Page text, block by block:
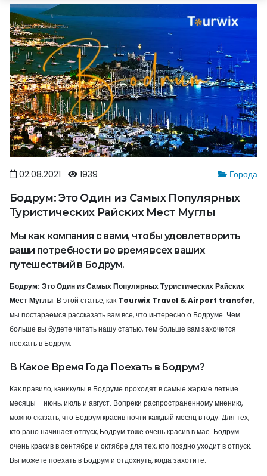
Города
02.08.2021 1939
Бодрум: Это Один из Самых Популярных
Туристических Райских Мест Муглы
Мы как компания с вами, чтобы удовлетворить
ваши потребности во время всех ваших
путешествий в Бодрум.
Бодрум: Это Один из Самых Популярных Туристических Райских
Мест Муглы. В этой статье, как Tourwix Travel & Airport transfer,
мы постараемся рассказать вам все, что интересно о Бодруме. Чем
больше вы будете читать нашу статью, тем больше вам захочется
поехать в Бодрум.
В Какое Время Года Поехать в Бодрум?
Как правило, каникулы в Бодруме проходят в самые жаркие летние
месяцы - июнь, июль и август. Вопреки распространенному мнению,
можно сказать, что Бодрум красив почти каждый месяц в году. Для тех,
кто рано начинает отпуск, Бодрум тоже очень красив в мае. Бодрум
очень красив в сентябре и октябре для тех, кто поздно уходит в отпуск.
Вы можете поехать в Бодрум и отдохнуть, когда захотите.